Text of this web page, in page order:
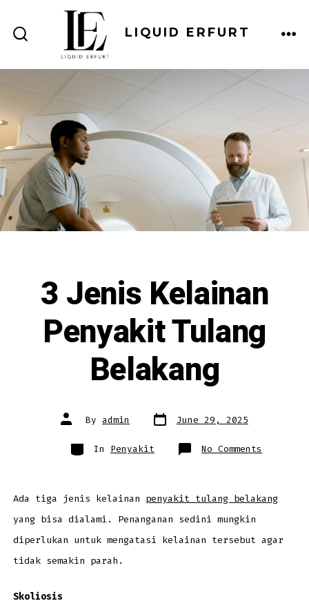
SEARCH
TOGGLE
LIQUID ERFURT
3 Jenis Kelainan
Penyakit Tulang
Belakang
Post
author
By admin Post
date
June 29, 2025
Categories
In Penyakit No Comments
3
Belakang
Ada tiga jenis kelainan penyakit tulang belakang
yang bisa dialami. Penanganan sedini mungkin
diperlukan untuk mengatasi kelainan tersebut agar
tidak semakin parah.
Skoliosis